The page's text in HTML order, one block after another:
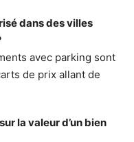
dans des villes
avec parking sont
de prix allant de
la valeur d’un bien